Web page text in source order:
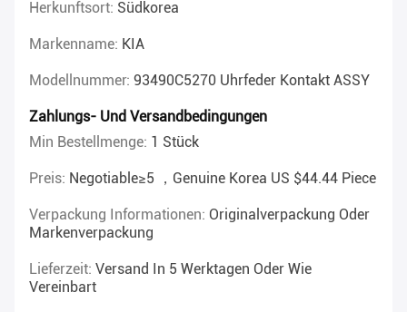
Herkunftsort: Südkorea
Markenname: KIA
Modellnummer: 93490C5270 Uhrfeder Kontakt ASSY
Zahlungs- Und Versandbedingungen
Min Bestellmenge: 1 Stück
Preis: Negotiable≥5 ，Genuine Korea US $44.44 Piece
Verpackung Informationen: Originalverpackung Oder
Markenverpackung
Lieferzeit: Versand In 5 Werktagen Oder Wie
Vereinbart